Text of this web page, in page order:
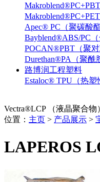
Apec® PC（聚碳酸酯
Bayblend®ABS/PC（
POCAN®PBT（聚
Durethan®PA（聚酰
路博润工程塑料
Estaloc® TPU（热塑
Vectra®LCP （液晶聚合物
位置： 主页 > 产品展示 >
LAPEROS